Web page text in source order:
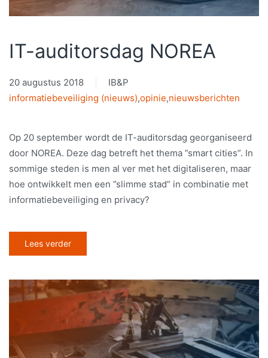
IT-auditorsdag NOREA
20 augustus 2018
IB&P
informatiebeveiliging (nieuws),opinie,nieuwsberichten
Op 20 september wordt de IT-auditorsdag georganiseerd
door NOREA. Deze dag betreft het thema ”smart cities”. In
sommige steden is men al ver met het digitaliseren, maar
hoe ontwikkelt men een ”slimme stad” in combinatie met
informatiebeveiliging en privacy?
Lees verder